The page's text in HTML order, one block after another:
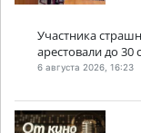
Участника
арестовали до 30
6 августа 2026, 16:23